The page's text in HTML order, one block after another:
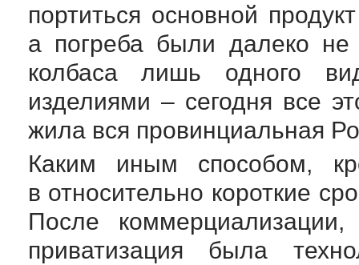
портиться основной
а погреба были далеко
колбаса лишь одного
изделиями – сегодня все
жила вся провинциальная
Каким иным способом,
в относительно короткие
После
приватизация была